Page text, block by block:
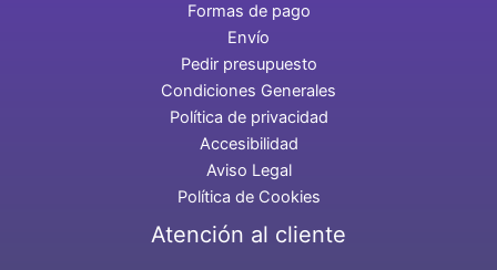
Formas de pago
Envío
Pedir presupuesto
Condiciones Generales
Política de privacidad
Accesibilidad
Aviso Legal
Política de Cookies
Atención al cliente